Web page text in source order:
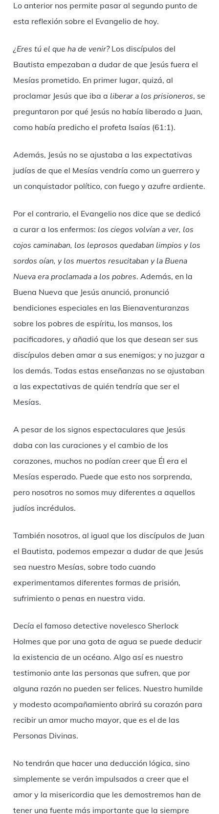
Lo anterior nos permite pasar al segundo punto de
esta reflexión sobre el Evangelio de hoy.
¿Eres tú el que ha de venir?Los discípulos del
Bautista empezaban a dudar de que Jesús fuera el
Mesías prometido. En primer lugar, quizá, al
proclamar Jesús que iba a liberar a los prisioneros, se
preguntaron por qué Jesús no había liberado a Juan,
como había predicho el profeta Isaías (61:1).
Además, Jesús no se ajustaba a las expectativas
judías de que el Mesías vendría como un guerrero y
un conquistador político, con fuego y azufre ardiente.
Por el contrario, el Evangelio nos dice que se dedicó
a curar a los enfermos: los ciegos volvían a ver, los
cojos caminaban, los leprosos quedaban limpios y los
sordos oían, y los muertos resucitaban y la Buena
Nueva era proclamada a los pobres. Además, en la
Buena Nueva que Jesús anunció, pronunció
bendiciones especiales en las Bienaventuranzas
sobre los pobres de espíritu, los mansos, los
pacificadores, y añadió que los que desean ser sus
discípulos deben amar a sus enemigos; y no juzgar a
los demás. Todas estas enseñanzas no se ajustaban
a las expectativas de quién tendría que ser el
Mesías.
A pesar de los signos espectaculares que Jesús
daba con las curaciones y el cambio de los
corazones, muchos no podían creer que Él era el
Mesías esperado. Puede que esto nos sorprenda,
pero nosotros no somos muy diferentes a aquellos
judíos incrédulos.
También nosotros, al igual que los discípulos de Juan
el Bautista, podemos empezar a dudar de que Jesús
sea nuestro Mesías, sobre todo cuando
experimentamos diferentes formas de prisión,
sufrimiento o penas en nuestra vida.
Decía el famoso detective novelesco Sherlock
Holmes que por una gota de agua se puede deducir
la existencia de un océano. Algo así es nuestro
testimonio ante las personas que sufren, que por
alguna razón no pueden ser felices. Nuestro humilde
y modesto acompañamiento abrirá su corazón para
recibir un amor mucho mayor, que es el de las
Personas Divinas.
No tendrán que hacer una deducción lógica, sino
simplemente se verán impulsados a creer que el
amor y la misericordia que les demostremos han de
tener una fuente más importante que la siempre